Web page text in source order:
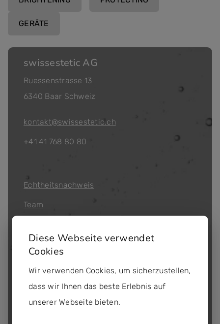
GERÄTE
swissestetic AG
Ruessenstrasse 13
6340 Baar Schweiz
kontakt@swissestetic.ch
+41 41 768 80 80
Echtheitsnachweis
Team
Partner werden
Workshops
Diese Webseite verwendet
Cookies
Wir verwenden Cookies, um sicherzustellen,
dass wir Ihnen das beste Erlebnis auf
unserer Webseite bieten.